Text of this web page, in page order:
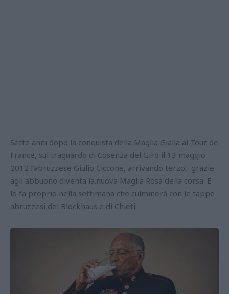
Sette anni dopo la conquista della Maglia Gialla al Tour de
France, sul traguardo di Cosenza del Giro il 13 maggio
2012 l'abruzzese Giulio Ciccone, arrivando terzo, grazie
agli abbuono diventa la.nuova Maglia Rosa della corsa. E
lo fa proprio nella settimana che culminerà con le tappe
abruzzesi del Blockhaus e di Chieti.